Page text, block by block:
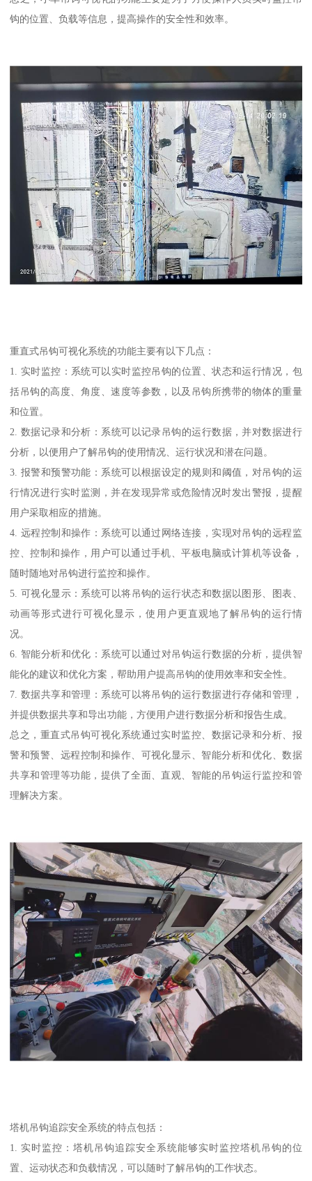
钩的位置、负载等信息，提高操作的安全性和效率。
重直式吊钩可视化系统的功能主要有以下几点：
1. 实时监控：系统可以实时监控吊钩的位置、状态和运行情况，包
括吊钩的高度、角度、速度等参数，以及吊钩所携带的物体的重量
和位置。
2. 数据记录和分析：系统可以记录吊钩的运行数据，并对数据进行
分析，以便用户了解吊钩的使用情况、运行状况和潜在问题。
3. 报警和预警功能：系统可以根据设定的规则和阈值，对吊钩的运
行情况进行实时监测，并在发现异常或危险情况时发出警报，提醒
用户采取相应的措施。
4. 远程控制和操作：系统可以通过网络连接，实现对吊钩的远程监
控、控制和操作，用户可以通过手机、平板电脑或计算机等设备，
随时随地对吊钩进行监控和操作。
5. 可视化显示：系统可以将吊钩的运行状态和数据以图形、图表、
动画等形式进行可视化显示，使用户更直观地了解吊钩的运行情
况。
6. 智能分析和优化：系统可以通过对吊钩运行数据的分析，提供智
能化的建议和优化方案，帮助用户提高吊钩的使用效率和安全性。
7. 数据共享和管理：系统可以将吊钩的运行数据进行存储和管理，
并提供数据共享和导出功能，方便用户进行数据分析和报告生成。
总之，重直式吊钩可视化系统通过实时监控、数据记录和分析、报
警和预警、远程控制和操作、可视化显示、智能分析和优化、数据
共享和管理等功能，提供了全面、直观、智能的吊钩运行监控和管
理解决方案。
塔机吊钩追踪安全系统的特点包括：
1. 实时监控：塔机吊钩追踪安全系统能够实时监控塔机吊钩的位
置、运动状态和负载情况，可以随时了解吊钩的工作状态。